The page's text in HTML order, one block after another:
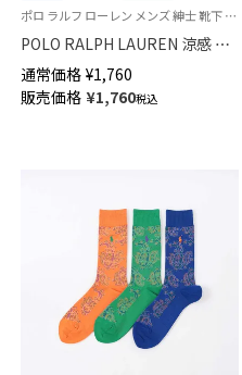
ポロ ラルフ ローレン メンズ 紳士 靴下 26SS
POLO RALPH LAUREN 涼感 総
メッシュ フットカバー かかと
滑り止め付き 02022321
通常価格 ¥1,760
販売価格 ¥1,760税込